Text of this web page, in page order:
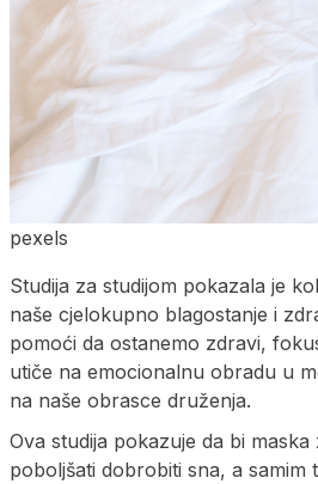
pexels
Studija za studijom pokazala je
naše cjelokupno blagostanje i
pomoći da ostanemo zdravi,
utiče na emocionalnu obradu u
na naše obrasce druženja.
Ova studija pokazuje da bi maska
poboljšati dobrobiti sna, a samim